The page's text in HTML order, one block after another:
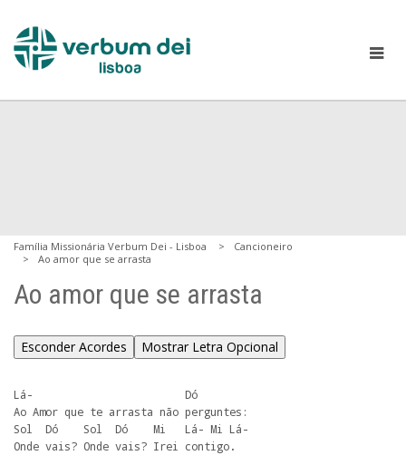
Família Missionária Verbum Dei - Lisboa
Cancioneiro
Ao amor que se arrasta
Ao amor que se arrasta
Esconder Acordes Mostrar Letra Opcional
Lá-                        Dó
Ao Amor que te arrasta não perguntes:
Sol  Dó    Sol  Dó    Mi   Lá- Mi Lá-
Onde vais? Onde vais? Irei contigo.